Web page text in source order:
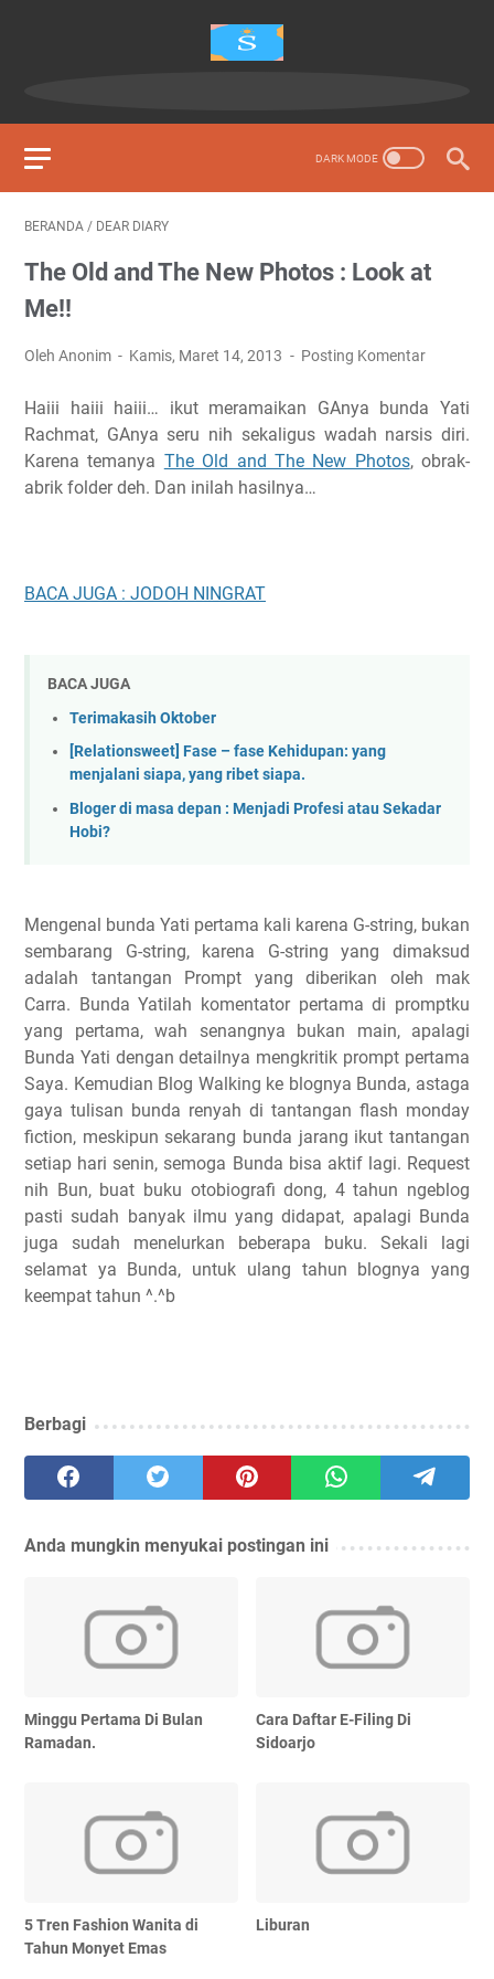
BERANDA / DEAR DIARY
The Old and The New Photos : Look at
Me!!
Oleh Anonim Kamis, Maret 14, 2013 Posting Komentar
Haiii haiii haiii… ikut meramaikan GAnya bunda Yati
Rachmat, GAnya seru nih sekaligus wadah narsis diri.
Karena temanya The Old and The New Photos, obrak-
abrik folder deh. Dan inilah hasilnya…
BACA JUGA : JODOH NINGRAT
BACA JUGA
Terimakasih Oktober
[Relationsweet] Fase – fase Kehidupan: yang
menjalani siapa, yang ribet siapa.
Bloger di masa depan : Menjadi Profesi atau Sekadar
Hobi?
Mengenal bunda Yati pertama kali karena G-string, bukan
sembarang G-string, karena G-string yang dimaksud
adalah tantangan Prompt yang diberikan oleh mak
Carra. Bunda Yatilah komentator pertama di promptku
yang pertama, wah senangnya bukan main, apalagi
Bunda Yati dengan detailnya mengkritik prompt pertama
Saya. Kemudian Blog Walking ke blognya Bunda, astaga
gaya tulisan bunda renyah di tantangan flash monday
fiction, meskipun sekarang bunda jarang ikut tantangan
setiap hari senin, semoga Bunda bisa aktif lagi. Request
nih Bun, buat buku otobiografi dong, 4 tahun ngeblog
pasti sudah banyak ilmu yang didapat, apalagi Bunda
juga sudah menelurkan beberapa buku. Sekali lagi
selamat ya Bunda, untuk ulang tahun blognya yang
keempat tahun ^.^b
Berbagi
Anda mungkin menyukai postingan ini
Minggu Pertama Di Bulan
Ramadan.
Cara Daftar E-Filing Di
Sidoarjo
5 Tren Fashion Wanita di
Tahun Monyet Emas
Liburan